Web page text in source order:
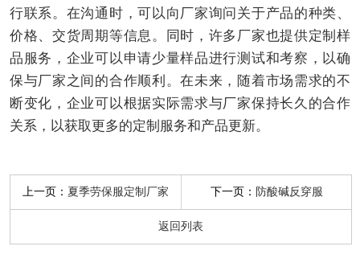
行联系。在沟通时，可以向厂家询问关于产品的种类、
价格、交货周期等信息。同时，许多厂家也提供定制样
品服务，企业可以申请少量样品进行测试和考察，以确
保与厂家之间的合作顺利。在未来，随着市场需求的不
断变化，企业可以根据实际需求与厂家保持长久的合作
关系，以获取更多的定制服务和产品更新。
上一页： 夏季劳保服定制厂家 下一页： 防酸碱反穿服
返回列表